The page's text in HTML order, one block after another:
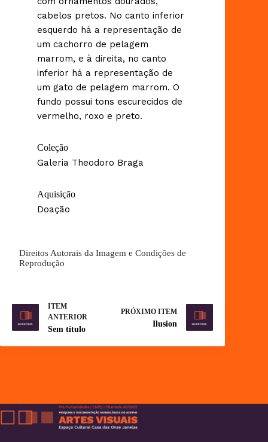
cabelos pretos. No canto inferior
esquerdo há a representação de
um cachorro de pelagem
marrom, e à direita, no canto
inferior há a representação de
um gato de pelagem marrom. O
fundo possui tons escurecidos de
vermelho, roxo e preto.
Coleção
Galeria Theodoro Braga
Aquisição
Doação
Direitos Autorais da Imagem e Condições de
Reprodução
ITEM
ANTERIOR
Sem título
PRÓXIMO ITEM
Ilusion